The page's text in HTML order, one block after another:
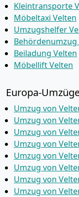
Kleintransporte
Möbeltaxi Velten
Umzugshelfer
Behördenumzug
Beiladung Velten
Möbellift Velten
Europa-
Umzug von
Umzug von
Umzug von
Umzug von
Umzug von
Umzug von
Umzug von
Umzug von